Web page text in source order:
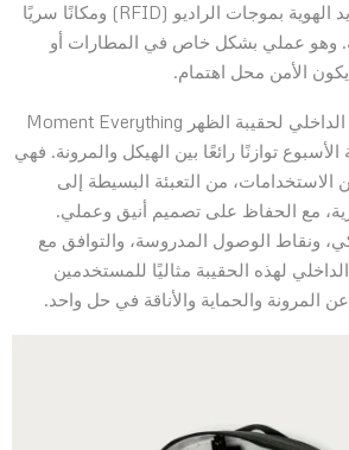
الجيب حماية بتقنية تحديد الهوية بموجات الراديو (RFID) ومكانًا سريًا
وهو عملي بشكل خاص في المطارات أو
الأمن محل اهتمام.
باختصار، يُظهر التصميم الداخلي لحقيبة الظهر Moment Everything
نهاية الأسبوع توازنًا رائعًا بين الهيكل والمرونة. فهي
من التعبئة البسيطة إلى
مع الحفاظ على تصميم أنيق وعملي.
ونقاط الوصول المدروسة، والتوافق مع
لهذه الحقيبة مثاليًا للمستخدمين
المرونة والحماية والأناقة في حل واحد.